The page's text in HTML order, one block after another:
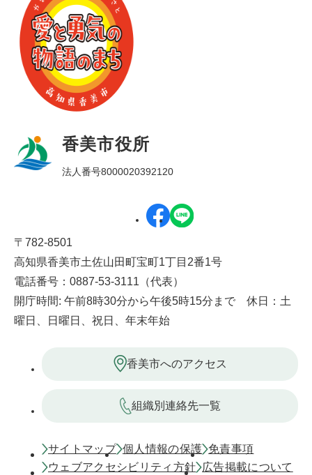
香美市役所
法人番号8000020392120
〒782-8501
高知県香美市土佐山田町宝町1丁目2番1号
電話番号：0887-53-3111（代表）
開庁時間: 午前8時30分から午後5時15分まで 休日：土
曜日、日曜日、祝日、年末年始
香美市へのアクセス
組織別連絡先一覧
サイトマップ 個人情報の保護 免責事項
ウェブアクセシビリティ方針
広告掲載について